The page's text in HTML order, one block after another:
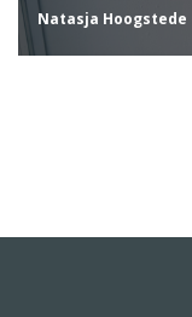
Natasja Hoogstede